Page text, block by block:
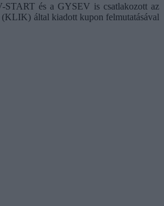
START és a GYSEV is csatlakozott az
(KLIK) által kiadott kupon felmutatásával